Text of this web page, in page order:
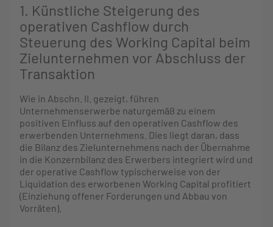
1. Künstliche Steigerung des
operativen Cashflow durch
Steuerung des Working Capital beim
Zielunternehmen vor Abschluss der
Transaktion
Wie in Abschn. II. gezeigt, führen
Unternehmenserwerbe naturgemäß zu einem
positiven Einfluss auf den operativen Cashflow des
erwerbenden Unternehmens. Dies liegt daran, dass
die Bilanz des Zielunternehmens nach der Übernahme
in die Konzernbilanz des Erwerbers integriert wird und
der operative Cashflow typischerweise von der
Liquidation des erworbenen Working Capital profitiert
(Einziehung offener Forderungen und Abbau von
Vorräten).